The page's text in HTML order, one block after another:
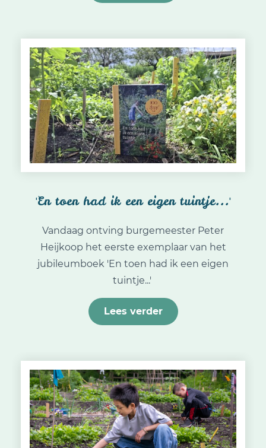
'En toen had ik een eigen tuintje...'
Vandaag ontving burgemeester Peter
Heijkoop het eerste exemplaar van het
jubileumboek 'En toen had ik een eigen
tuintje...'
Lees verder